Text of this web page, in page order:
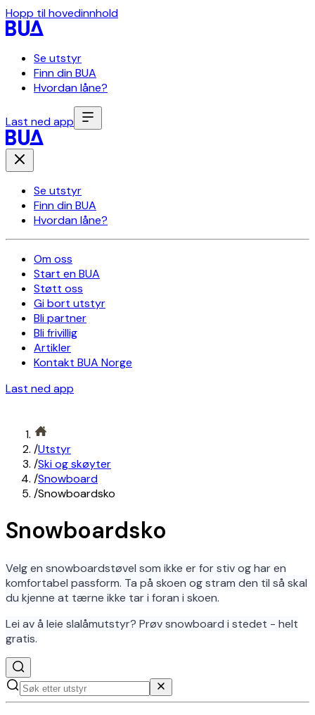
Hopp til hovedinnhold
Se utstyr
Finn din BUA
Hvordan låne?
Last ned app
Se utstyr
Finn din BUA
Hvordan låne?
Om oss
Start en BUA
Støtt oss
Gi bort utstyr
Bli partner
Bli frivillig
Artikler
Kontakt BUA Norge
Last ned app
/Utstyr
/Ski og skøyter
/Snowboard
/Snowboardsko
Snowboardsko
Velg en snowboardstøvel som ikke er for stiv og har en
komfortabel passform. Ta på skoen og stram den til så skal
du kjenne at tærne ikke tar i foran i skoen.
Lei av å leie slalåmutstyr? Prøv snowboard i stedet - helt
gratis.